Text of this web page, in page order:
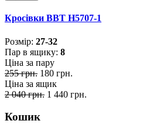
Кросівки BBT H5707-1
Розмiр: 27-32
Пар в ящику: 8
Ціна за пару
255 грн. 180 грн.
Ціна за ящик
2 040 грн. 1 440 грн.
Кошик